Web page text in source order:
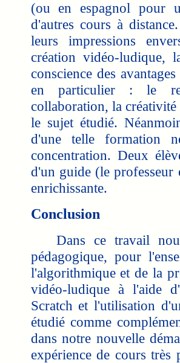
(ou en espagnol pour
d'autres cours à
leurs impressions
création vidéo-ludique,
conscience des
en particulier : le
collaboration, la créativité
le sujet étudié.
d'une telle formation
concentration. Deux
d'un guide (le professeur
enrichissante.
Conclusion
Dans ce travail nous
pédagogique, pour
l'algorithmique et de la
vidéo-ludique à l'aide
Scratch et l'utilisation
étudié comme
dans notre nouvelle
expérience de cours